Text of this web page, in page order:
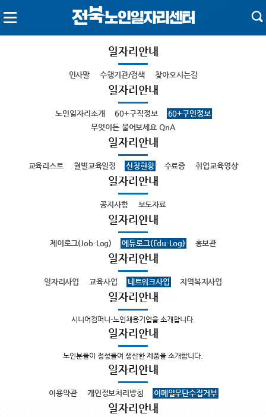
일자리안내
인사말 수행기관/검색 찾아오시는길
일자리안내
노인일자리소개 60+구직정보
60+구인정보
무엇이든 물어보세요 QnA
일자리안내
교육리스트 월별교육일정 신청현황 수료증 취업교육영상
일자리안내
공지사항 보도자료
일자리안내
제이로그(Job-Log) 에듀로그(Edu-Log) 홍보관
일자리안내
일자리사업 교육사업 네트워크사업 지역복지사업
일자리안내
시니어컴퍼니-노인채용기업을 소개합니다.
일자리안내
노인분들이 정성들여 생산한 제품을 소개합니다.
일자리안내
이용약관 개인정보처리방침 이메일무단수집거부
일자리안내